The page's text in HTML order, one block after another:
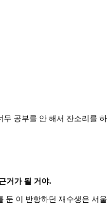
무 공부를 안 해서 잔소리를 하
거가 될 거야.
둔 이 반항하던 재수생은 서울